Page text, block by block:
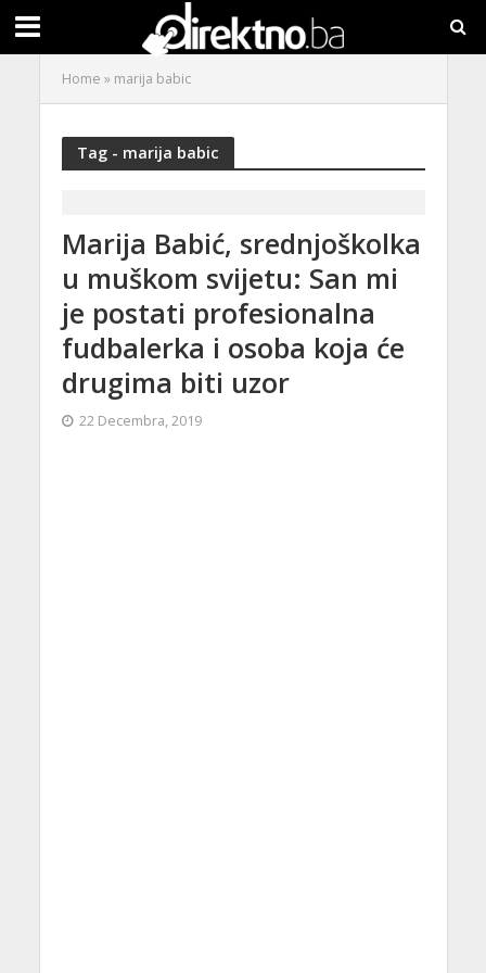
Home » marija babic
Tag - marija babic
Marija Babić, srednjoškolka
u muškom svijetu: San mi
je postati profesionalna
fudbalerka i osoba koja će
drugima biti uzor
22 Decembra, 2019